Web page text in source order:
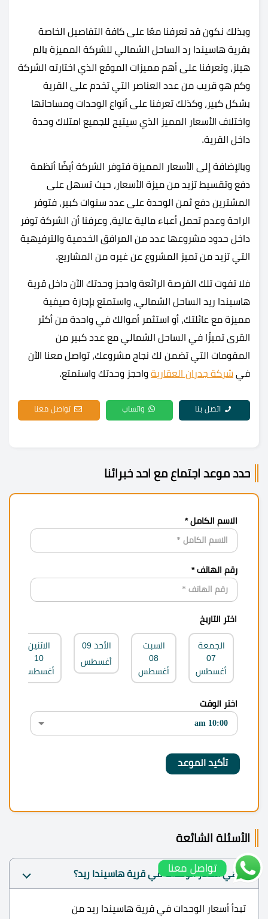
وبذلك نكون قد تعرفنا معًا على كافة التفاصيل الخاصة
بقرية هاسيندا رد الساحل الشمالي للشركة المميزة بالم
هيلز، وتعرفنا على أهم مميزات الموقع الذي اختارته الشركة
وكم هو قريب من عدد العناصر التي تخدم على القرية
بشكل كبير، وكذلك تعرفنا على أنواع الوحدات ومساحاتها
واختلاف الأسعار المميز الذي سيتيح للجميع امتلاك وحدة
داخل القرية.
وبالإضافة إلى الأسعار المميزة فتوفر الشركة أيضًا أنظمة
دفع وتقسيط تزيد من ميزة الأسعار، حيث تسهل على
المشترين دفع ثمن الوحدة على عدد سنوات كبير، فتوفر
الراحة وعدم تحمل أعباء مالية عالية، وعرفنا أن الشركة توفر
داخل حدود مشروعها عدد من المرافق الخدمية والترفيهية
التي تزيد من تميز المشروع عن غيره من المشاريع.
فلا تفوت تلك الفرصة الرائعة واحجز وحدتك الآن داخل قرية
هاسيندا ريد الساحل الشمالي، واستمتع بإجازة صيفية
مميزة مع عائلتك، أو استثمر أموالك في واحدة من أكثر
القرى تميزًا في الساحل الشمالي مع عدد كبير من
المقومات التي تضمن لك نجاح مشروعك، تواصل معنا الآن
في شركة جدران العقارية واحجز وحدتك واستمتع.
اتصل بنا واتساب تواصل معنا
حدد موعد اجتماع مع احد خبرائنا
الاسم الكامل *
رقم الهاتف *
اختر التاريخ
الجمعة
07
أغسطس
السبت
08
أغسطس
الأحد 09
أغسطس
الاثنين
10
أغسطس
اختر الوقت
الأسئلة الشائعة
ما هي أسعار الوحدات في قرية هاسيندا ريد؟
تبدأ أسعار الوحدات في قرية هاسيندا ريد من
تواصل معنا